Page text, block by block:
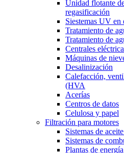
Unidad flotante
regasificación
Siestemas UV en
Tratamiento de
Tratamiento de
Centrales
Máquinas de
Desalinización
Calefacción,
(HVA
Acerías
Centros de datos
Celulosa y papel
Filtración para motores
Sistemas de
Sistemas de
Plantas de energía